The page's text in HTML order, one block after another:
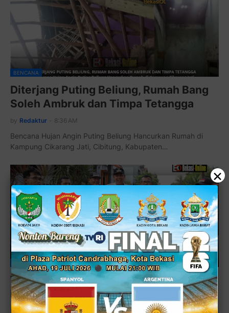
BENCANA
Diterjang Puting Beliung, Rumah Bang
Soleh Ambruk dan Timpa Tetangga
by Redaktur 8:36 AM
Bencana Hujan Angin Puting Beliung Hancurkan Rumah di
Kampung Cikarang Jati, Cibitung, Kabupaten…
BENCANA
Walikota Bekasi Tinjau Normalisasi Kali
Durenjaya, Bekasi Timur
by Redaktur 11:06 PM
×